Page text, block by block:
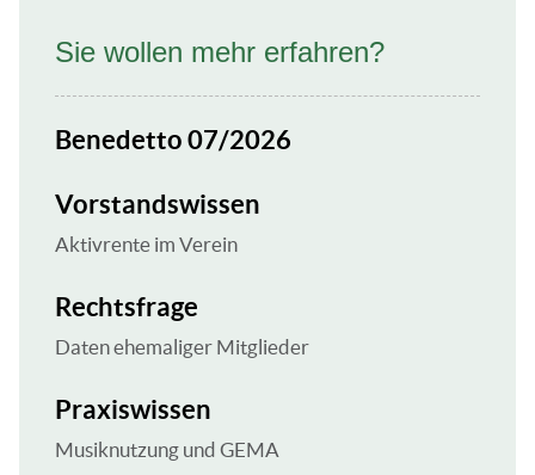
Sie wollen mehr erfahren?
Benedetto 07/2026
Vorstandswissen
Aktivrente im Verein
Rechtsfrage
Daten ehemaliger Mitglieder
Praxiswissen
Musiknutzung und GEMA